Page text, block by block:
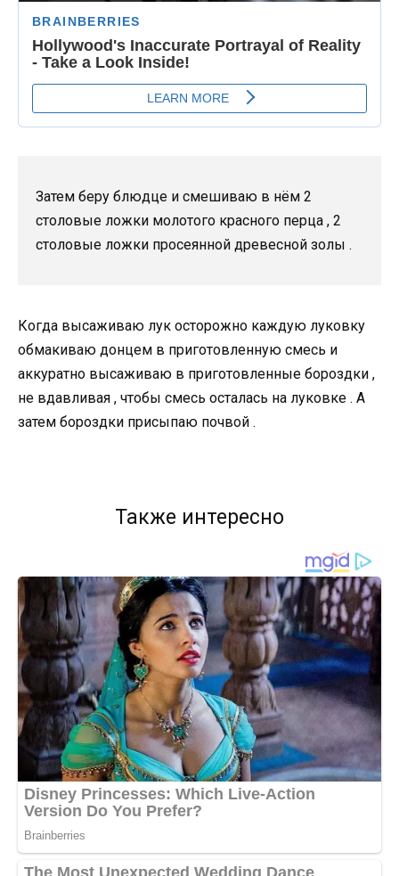
Затем беру блюдце и смешиваю в нём 2
столовые ложки молотого красного перца , 2
столовые ложки просеянной древесной золы .
Когда высаживаю лук осторожно каждую луковку
обмакиваю донцем в приготовленную смесь и
аккуратно высаживаю в приготовленные бороздки ,
не вдавливая , чтобы смесь осталась на луковке . А
затем бороздки присыпаю почвой .
Также интересно